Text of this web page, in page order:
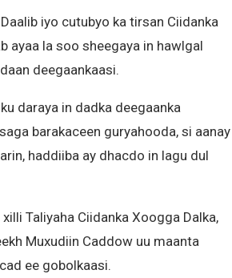
iyo cutubyo ka tirsan Ciidanka
ayaa la soo sheegaya in hawlgal
deegaankaasi.
daraya in dadka deegaanka
barakaceen guryahooda, si aanay
haddiiba ay dhacdo in lagu dul
Taliyaha Ciidanka Xoogga Dalka,
Muxudiin Caddow uu maanta
ee gobolkaasi.